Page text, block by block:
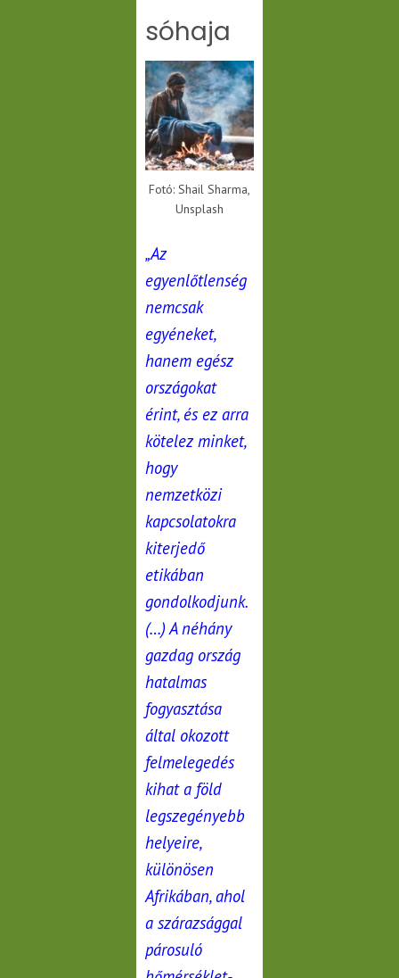
sóhaja
Fotó: Shail Sharma,
Unsplash
„Az
egyenlőtlenség
nemcsak
egyéneket,
hanem egész
országokat
érint, és ez arra
kötelez minket,
hogy
nemzetközi
kapcsolatokra
kiterjedő
etikában
gondolkodjunk.
(…) A néhány
gazdag ország
hatalmas
fogyasztása
által okozott
felmelegedés
kihat a föld
legszegényebb
helyeire,
különösen
Afrikában, ahol
a szárazsággal
párosuló